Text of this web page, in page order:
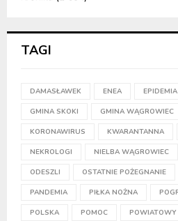
TAGI
DAMASŁAWEK ENEA EPIDEMIA
GMINA SKOKI GMINA WĄGROWIEC
KORONAWIRUS KWARANTANNA
NEKROLOGI NIELBA WĄGROWIEC
ODESZLI OSTATNIE POŻEGNANIE
PANDEMIA PIŁKA NOŻNA
POLSKA POMOC